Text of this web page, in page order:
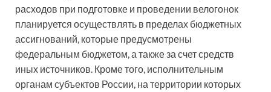
расходов при подготовке и проведении велогонок
планируется осуществлять в пределах бюджетных
ассигнований, которые предусмотрены
федеральным бюджетом, а также за счет средств
иных источников. Кроме того, исполнительным
органам субъектов России, на территории которых